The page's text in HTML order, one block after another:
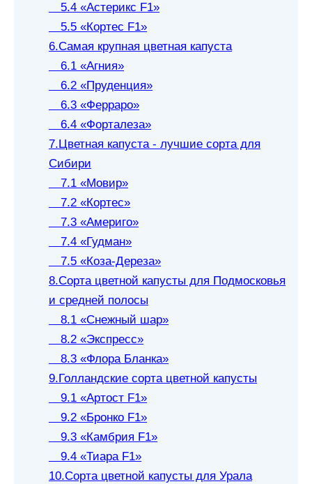
5.4 «Астерикс F1»
5.5 «Кортес F1»
6.Самая крупная цветная капуста
6.1 «Агния»
6.2 «Пруденция»
6.3 «Ферраро»
6.4 «Форталеза»
7.Цветная капуста - лучшие сорта для
Сибири
7.1 «Мовир»
7.2 «Кортес»
7.3 «Америго»
7.4 «Гудман»
7.5 «Коза-Дереза»
8.Сорта цветной капусты для Подмосковья
и средней полосы
8.1 «Снежный шар»
8.2 «Экспресс»
8.3 «Флора Бланка»
9.Голландские сорта цветной капусты
9.1 «Артост F1»
9.2 «Бронко F1»
9.3 «Камбрия F1»
9.4 «Тиара F1»
10.Сорта цветной капусты для Урала